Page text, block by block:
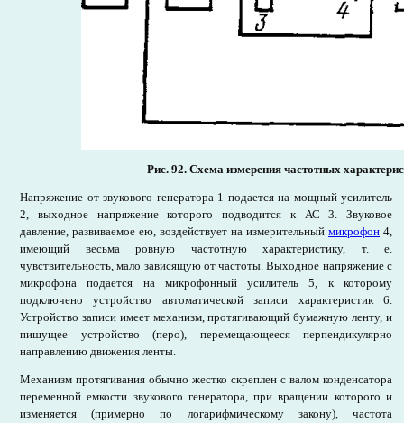
Рис. 92. Схема измерения частотных
Напряжение от звукового генератора 1 подается на мощный усилитель
2, выходное напряжение которого подводится к АС 3. Звуковое
давление, развиваемое ею, воздействует на измерительный микрофон 4,
имеющий весьма ровную частотную характеристику, т. е.
чувствительность, мало зависящую от частоты. Выходное напряжение с
микрофона подается на микрофонный усилитель 5, к которому
подключено устройство автоматической записи характеристик 6.
Устройство записи имеет механизм, протягивающий бумажную ленту, и
пишущее устройство (перо), перемещающееся перпендикулярно
направлению движения ленты.
Механизм протягивания обычно жестко скреплен с валом конденсатора
переменной емкости звукового генератора, при вращении которого и
изменяется (примерно по логарифмическому закону), частота